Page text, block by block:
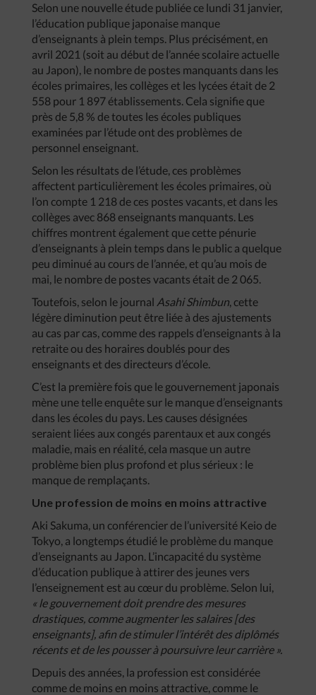
Selon une nouvelle étude publiée ce lundi 31 janvier,
l’éducation publique japonaise manque
d’enseignants à plein temps. Plus précisément, en
avril 2021 (soit au début de l’année scolaire actuelle
au Japon), le nombre de postes manquants dans les
écoles primaires, les collèges et les lycées était de 2
558 pour 1 897 établissements. Cela signifie que
près de 5,8 % de toutes les écoles publiques
examinées par l’étude ont des problèmes de
personnel enseignant.
Selon les résultats de l’étude, ces problèmes
affectent particulièrement les écoles primaires, où
l’on compte 1 218 de ces postes vacants, et dans les
collèges avec 868 enseignants manquants. Les
chiffres montrent également que cette pénurie
d’enseignants à plein temps dans le public a quelque
peu diminué au cours de l’année, et qu’au mois de
mai, le nombre de postes vacants était de 2 065.
Toutefois, selon le journal Asahi Shimbun, cette
légère diminution peut être liée à des ajustements
au cas par cas, comme des rappels d’enseignants à la
retraite ou des horaires doublés pour des
enseignants et des directeurs d’école.
C’est la première fois que le gouvernement japonais
mène une telle enquête sur le manque d’enseignants
dans les écoles du pays. Les causes désignées
seraient liées aux congés parentaux et aux congés
maladie, mais en réalité, cela masque un autre
problème bien plus profond et plus sérieux : le
manque de remplaçants.
Une profession de moins en moins attractive
Aki Sakuma, un conférencier de l’université Keio de
Tokyo, a longtemps étudié le problème du manque
d’enseignants au Japon. L’incapacité du système
d’éducation publique à attirer des jeunes vers
l’enseignement est au cœur du problème. Selon lui,
« le gouvernement doit prendre des mesures
drastiques, comme augmenter les salaires [des
enseignants], afin de stimuler l’intérêt des diplômés
récents et de les pousser à poursuivre leur carrière ».
Depuis des années, la profession est considérée
comme de moins en moins attractive, comme le